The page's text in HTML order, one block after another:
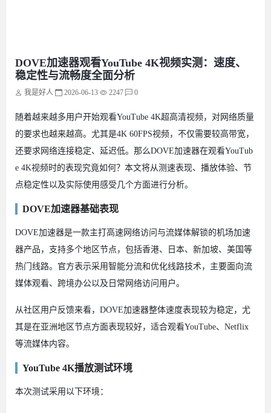
DOVE加速器观看YouTube 4K视频实测：速度、
稳定性与流畅度全面分析
我是好人 2026-06-13 2247 0
随着越来越多用户开始观看YouTube 4K超高清视频，对网络质量
的要求也越来越高。尤其是4K 60FPS视频，不仅需要较高带宽，
还要求网络连接稳定、延迟低。那么DOVE加速器在观看YouTub
e 4K视频时的表现究竟如何？本文将从测速表现、播放体验、节
点稳定性以及实际使用感受几个方面进行分析。
DOVE加速器基础表现
DOVE加速器是一款主打高速网络访问与流媒体解锁的机场加速
器产品，支持多个地区节点，包括香港、日本、新加坡、美国等
热门线路。官方表示采用智能分流和优化线路技术，主要面向流
媒体观看、跨境办公以及日常网络访问用户。
从社区用户反馈来看，DOVE加速器整体速度表现较为稳定，尤
其是在亚洲地区节点方面表现较好，适合观看YouTube、Netflix
等流媒体内容。
YouTube 4K播放测试环境
本次测试采用以下环境：